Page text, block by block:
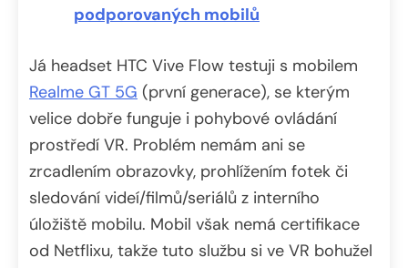
podporovaných mobilů
Já headset HTC Vive Flow testuji s mobilem
Realme GT 5G (první generace), se kterým
velice dobře funguje i pohybové ovládání
prostředí VR. Problém nemám ani se
zrcadlením obrazovky, prohlížením fotek či
sledování videí/filmů/seriálů z interního
úložiště mobilu. Mobil však nemá certifikace
od Netflixu, takže tuto službu si ve VR bohužel